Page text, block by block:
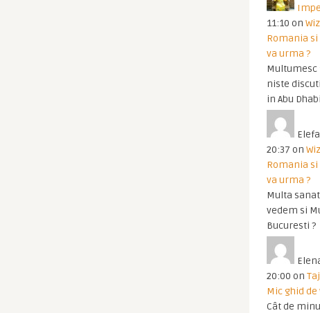
11:10 on
Romania si
va urma ?
Multumesc
niste
in Abu
20:37 on
Romania si
va urma ?
Multa
vedem si
Bucuresti ?
20:00 on
Mic ghid
Cât de